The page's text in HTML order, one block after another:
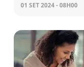
01 SET 2024 - 08H00